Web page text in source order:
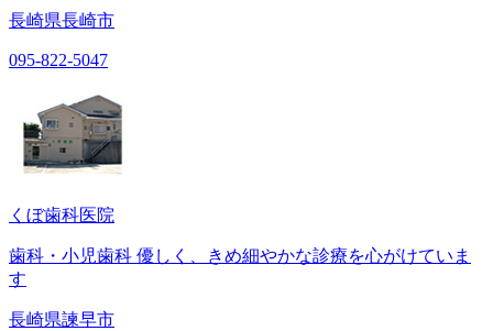
長崎県長崎市
095-822-5047
くぼ歯科医院
歯科・小児歯科 優しく、きめ細やかな診療を心がけていま
す
長崎県諫早市